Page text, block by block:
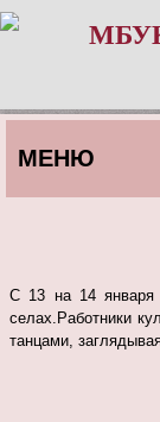
МЕНЮ
С 13 на 14 января
селах. Работники
танцами,